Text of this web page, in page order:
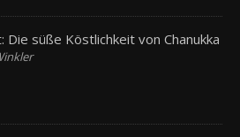
Die süße Köstlichkeit von Chanukka